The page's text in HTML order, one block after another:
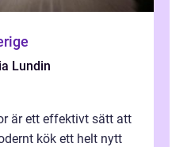
Lundin
är ett effektivt sätt att
kök ett helt nytt